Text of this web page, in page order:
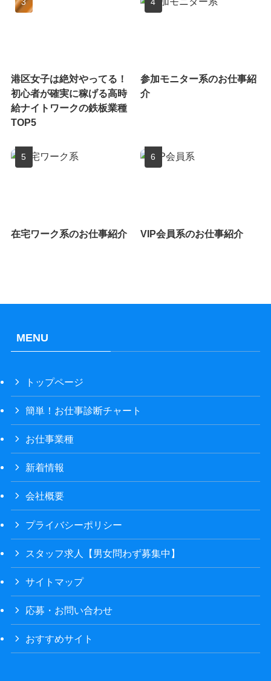
港区女子は絶対やってる！
初心者が確実に稼げる高時
給ナイトワークの鉄板業種
TOP5
参加モニター系のお仕事紹
介
在宅ワーク系のお仕事紹介 VIP会員系のお仕事紹介
MENU
トップページ
簡単！お仕事診断チャート
お仕事業種
新着情報
会社概要
プライバシーポリシー
スタッフ求人【男女問わず募集中】
サイトマップ
応募・お問い合わせ
おすすめサイト